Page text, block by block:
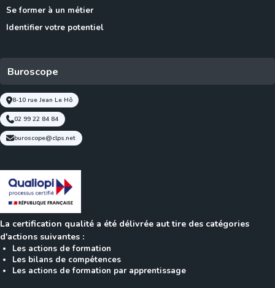
Se former à un métier
Identifier votre potentiel
Buroscope
8-10 rue Jean Le Hô
02 99 22 84 84
buroscope@clps.net
La certification qualité a été délivrée aut tire des catégories
d'actions suivantes :
Les actions de formation
Les bilans de compétences
Les actions de formation par apprentissage